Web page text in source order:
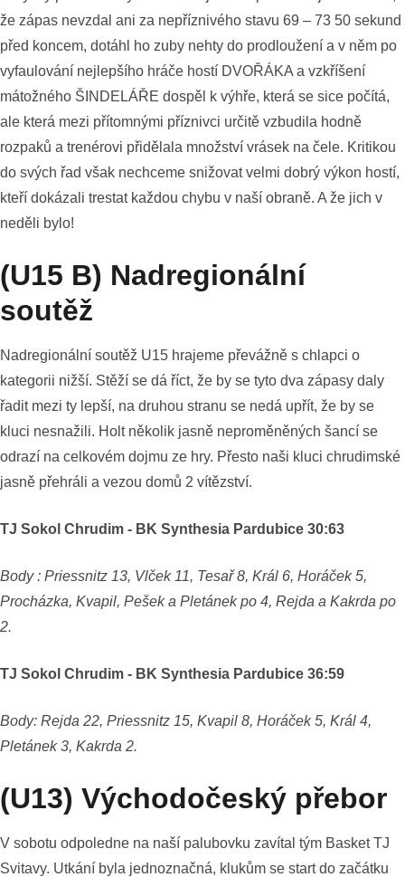
že zápas nevzdal ani za nepříznivého stavu 69 – 73 50 sekund
před koncem, dotáhl ho zuby nehty do prodloužení a v něm po
vyfaulování nejlepšího hráče hostí DVOŘÁKA a vzkříšení
mátožného ŠINDELÁŘE dospěl k výhře, která se sice počítá,
ale která mezi přítomnými příznivci určitě vzbudila hodně
rozpaků a trenérovi přidělala množství vrásek na čele. Kritikou
do svých řad však nechceme snižovat velmi dobrý výkon hostí,
kteří dokázali trestat každou chybu v naší obraně. A že jich v
neděli bylo!
(U15 B) Nadregionální
soutěž
Nadregionální soutěž U15 hrajeme převážně s chlapci o
kategorii nižší. Stěží se dá říct, že by se tyto dva zápasy daly
řadit mezi ty lepší, na druhou stranu se nedá upřít, že by se
kluci nesnažili. Holt několik jasně neproměněných šancí se
odrazí na celkovém dojmu ze hry. Přesto naši kluci chrudimské
jasně přehráli a vezou domů 2 vítězství.
TJ Sokol Chrudim - BK Synthesia Pardubice 30:63
Body : Priessnitz 13, Vlček 11, Tesař 8, Král 6, Horáček 5,
Procházka, Kvapil, Pešek a Pletánek po 4, Rejda a Kakrda po
2.
TJ Sokol Chrudim - BK Synthesia Pardubice 36:59
Body: Rejda 22, Priessnitz 15, Kvapil 8, Horáček 5, Král 4,
Pletánek 3, Kakrda 2.
(U13) Východočeský přebor
V sobotu odpoledne na naší palubovku zavítal tým Basket TJ
Svitavy. Utkání byla jednoznačná, klukům se start do začátku